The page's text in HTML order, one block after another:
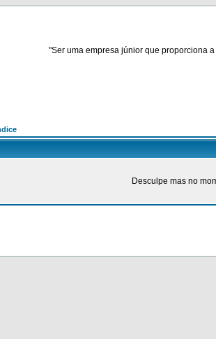
"Ser uma empresa júnior que proporciona
Desculpe mas no